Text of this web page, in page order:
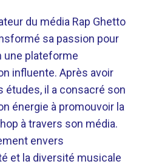
du média Rap Ghetto
sa passion pour
une plateforme
influente. Après avoir
études, il a consacré son
énergie à promouvoir la
à travers son média.
envers
et la diversité musicale